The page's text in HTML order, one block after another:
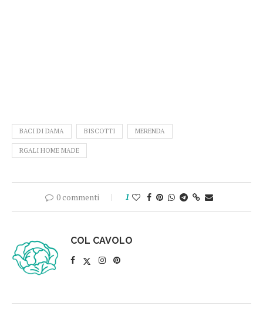
BACI DI DAMA BISCOTTI MERENDA
RGALI HOME MADE
0 commenti 1
COL CAVOLO